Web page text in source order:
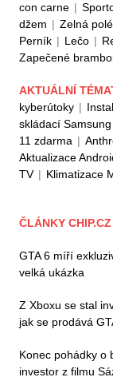
con carne |
džem | Zelná
Perník | Lečo |
Zapečené
AKTUÁLNÍ
kyberútoky |
skládací Samsung
11 zdarma |
Aktualizace
TV | Klimatizace
ČLÁNKY CHIP.CZ
GTA 6 míří
velká ukázka
Z Xboxu se stal
jak se prodává
Konec pohádky o
investor z filmu